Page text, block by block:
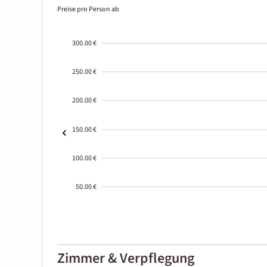
Preise pro Person ab
300.00 €
250.00 €
200.00 €
150.00 €
100.00 €
50.00 €
01-02
Zimmer & Verpflegung